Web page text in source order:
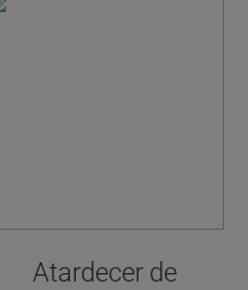
Atardecer de